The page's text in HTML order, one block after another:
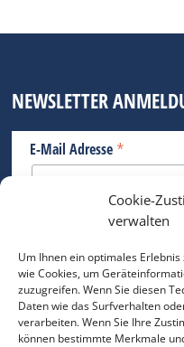
Cookie-
verwalten
Um Ihnen ein optimales
wie Cookies, um
zuzugreifen. Wenn Sie diesen
Daten wie das Surfverhalten
verarbeiten. Wenn Sie Ihre
können bestimmte Merkmale
NEWSLETTER
E-Mail Adresse *
Bitte geben Sie Ihre E-Mail Adresse ein.